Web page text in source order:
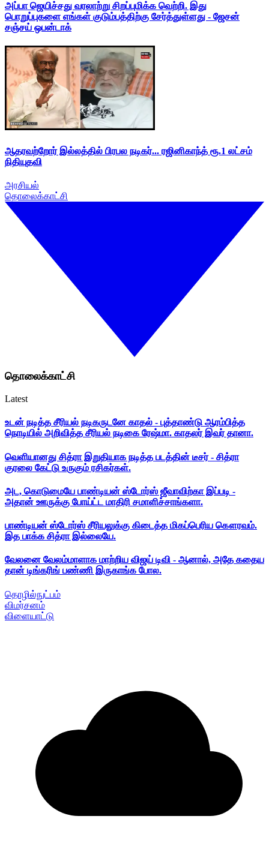
அப்பா ஜெயிச்சது வரலாற்று சிறப்புமிக்க வெற்றி. இது
பொறுப்புகளை எங்கள் குடும்பத்திற்கு சேர்த்துள்ளது - ஜேசன்
சஞ்சய் ஒபன்டாக்
ஆதரவற்றோர் இல்லத்தில் பிரபல நடிகர்... ரஜினிகாந்த் ரூ.1 லட்சம்
நிதியுதவி
அரசியல்
தொலைக்காட்சி
தொலைக்காட்சி
Latest
உடன் நடித்த சீரியல் நடிகருடனே காதல் - புத்தாண்டு ஆரம்பித்த
நொடியில் அறிவித்த சீரியல் நடிகை ரேஷ்மா. காதலர் இவர் தானா.
வெளியானது சித்ரா இறுதியாக நடித்த படத்தின் டீசர் - சித்ரா
குரலை கேட்டு உருகும் ரசிகர்கள்.
அட, கொடுமையே பாண்டியன் ஸ்டோர்ஸ் ஜீவாவிற்கா இப்படி -
அதான் ஊருக்கு போய்ட்ட மாதிரி சமாளிச்சாங்களா.
பாண்டியன் ஸ்டோர்ஸ் சீரியலுக்கு கிடைத்த மிகப்பெரிய கௌரவம்.
இத பாக்க சித்ரா இல்லையே.
வேலனை வேலம்மாளாக மாற்றிய விஜய் டிவி - ஆனால், அதே கதைய
தான் டிங்கரிங் பண்ணி இருகாங்க போல.
தொழில்நுட்பம்
விமர்சனம்
விளையாட்டு